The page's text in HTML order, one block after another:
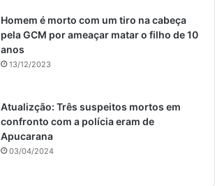
Homem é morto com um tiro na cabeça
pela GCM por ameaçar matar o filho de 10
anos
13/12/2023
Atualizção: Três suspeitos mortos em
confronto com a polícia eram de
Apucarana
03/04/2024